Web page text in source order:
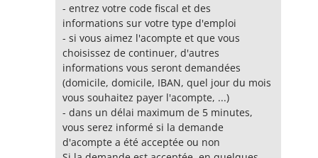
- entrez votre code fiscal et des
informations sur votre type d'emploi
- si vous aimez l'acompte et que vous
choisissez de continuer, d'autres
informations vous seront demandées
(domicile, domicile, IBAN, quel jour du mois
vous souhaitez payer l'acompte, ...)
- dans un délai maximum de 5 minutes,
vous serez informé si la demande
d'acompte a été acceptée ou non